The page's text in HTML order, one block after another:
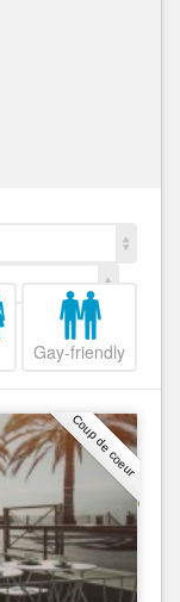
Gay-friendly
Coup de coeur